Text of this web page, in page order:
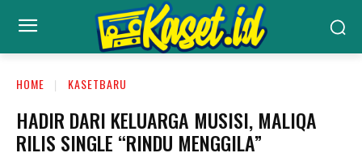
HOME KASETBARU
HADIR DARI KELUARGA MUSISI, MALIQA
RILIS SINGLE “RINDU MENGGILA”